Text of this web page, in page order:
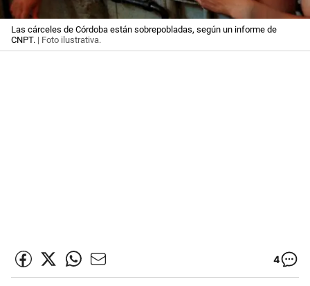
Las cárceles de Córdoba están sobrepobladas, según un informe de
CNPT. | Foto ilustrativa.
4